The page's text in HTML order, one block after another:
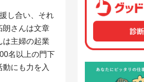
し合い、それ
朗さんは文章
は主婦の起業
名以上の門下
にも力を入